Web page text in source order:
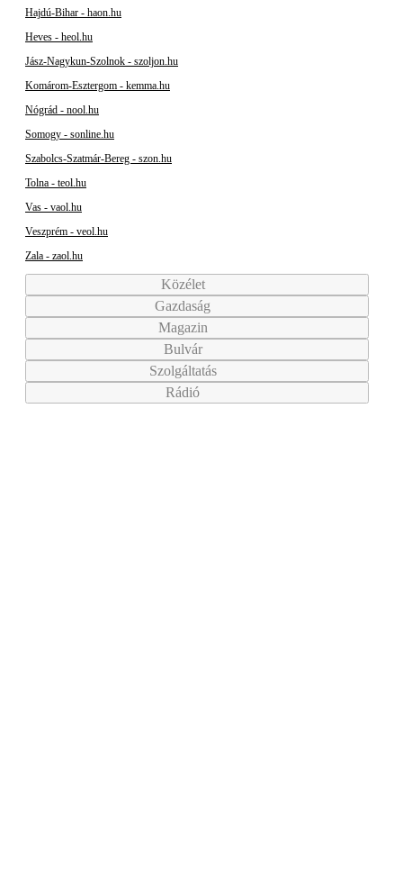
Hajdú-Bihar - haon.hu
Heves - heol.hu
Jász-Nagykun-Szolnok - szoljon.hu
Komárom-Esztergom - kemma.hu
Nógrád - nool.hu
Somogy - sonline.hu
Szabolcs-Szatmár-Bereg - szon.hu
Tolna - teol.hu
Vas - vaol.hu
Veszprém - veol.hu
Zala - zaol.hu
Közélet
Gazdaság
Magazin
Bulvár
Szolgáltatás
Rádió